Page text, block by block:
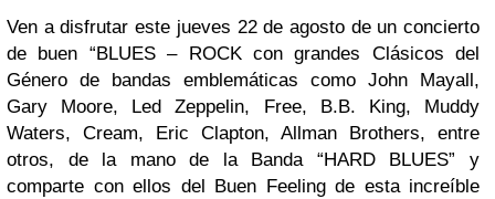
Ven a disfrutar este jueves 22 de agosto de un concierto
de buen “BLUES – ROCK con grandes Clásicos del
Género de bandas emblemáticas como John Mayall,
Gary Moore, Led Zeppelin, Free, B.B. King, Muddy
Waters, Cream, Eric Clapton, Allman Brothers, entre
otros, de la mano de la Banda “HARD BLUES” y
comparte con ellos del Buen Feeling de esta increíble